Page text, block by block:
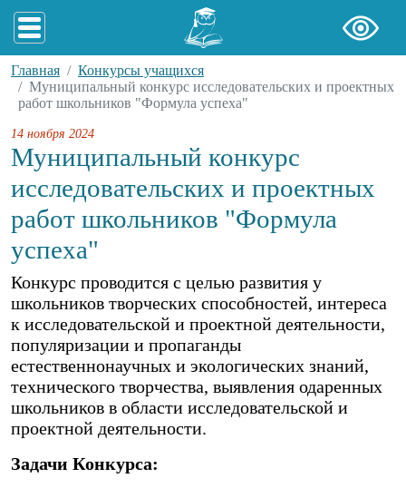
Главная
Конкурсы учащихся
Муниципальный конкурс исследовательских и проектных
работ школьников "Формула успеха"
14 ноября 2024
Муниципальный конкурс
исследовательских и проектных
работ школьников "Формула
успеха"
Конкурс проводится с целью развития у
школьников творческих способностей, интереса
к исследовательской и проектной деятельности,
популяризации и пропаганды
естественнонаучных и экологических знаний,
технического творчества, выявления одаренных
школьников в области исследовательской и
проектной деятельности.
Задачи Конкурса: